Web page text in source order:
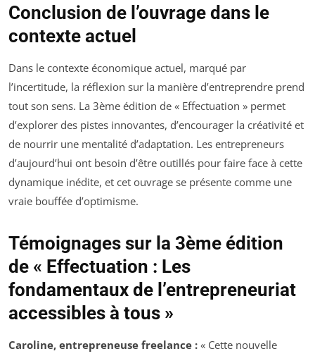
Conclusion de l’ouvrage dans le
contexte actuel
Dans le contexte économique actuel, marqué par
l’incertitude, la réflexion sur la manière d’entreprendre prend
tout son sens. La 3ème édition de « Effectuation » permet
d’explorer des pistes innovantes, d’encourager la créativité et
de nourrir une mentalité d’adaptation. Les entrepreneurs
d’aujourd’hui ont besoin d’être outillés pour faire face à cette
dynamique inédite, et cet ouvrage se présente comme une
vraie bouffée d’optimisme.
Témoignages sur la 3ème édition
de « Effectuation : Les
fondamentaux de l’entrepreneuriat
accessibles à tous »
Caroline, entrepreneuse freelance : « Cette nouvelle